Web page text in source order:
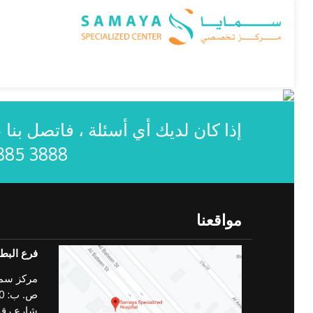
إذا كان لديك أي أسئلة ، فاتصل
3888
مواقعنا
فرع
مركز
ص. ب: 111970 منطقة البطين